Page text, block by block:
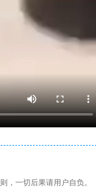
一切后果请用户自负。